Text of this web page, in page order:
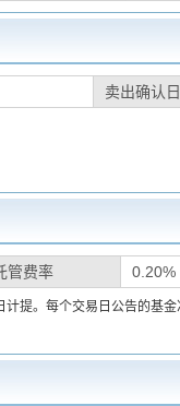
卖出确认日
管费率 0.20%
提。每个交易日公告的基金